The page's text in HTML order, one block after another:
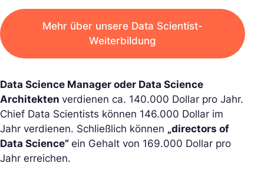
Mehr über unsere Data Scientist-
Weiterbildung
Data Science Manager oder Data Science
Architekten verdienen ca. 140.000 Dollar pro Jahr.
Chief Data Scientists können 146.000 Dollar im
Jahr verdienen. Schließlich können „directors of
Data Science” ein Gehalt von 169.000 Dollar pro
Jahr erreichen.